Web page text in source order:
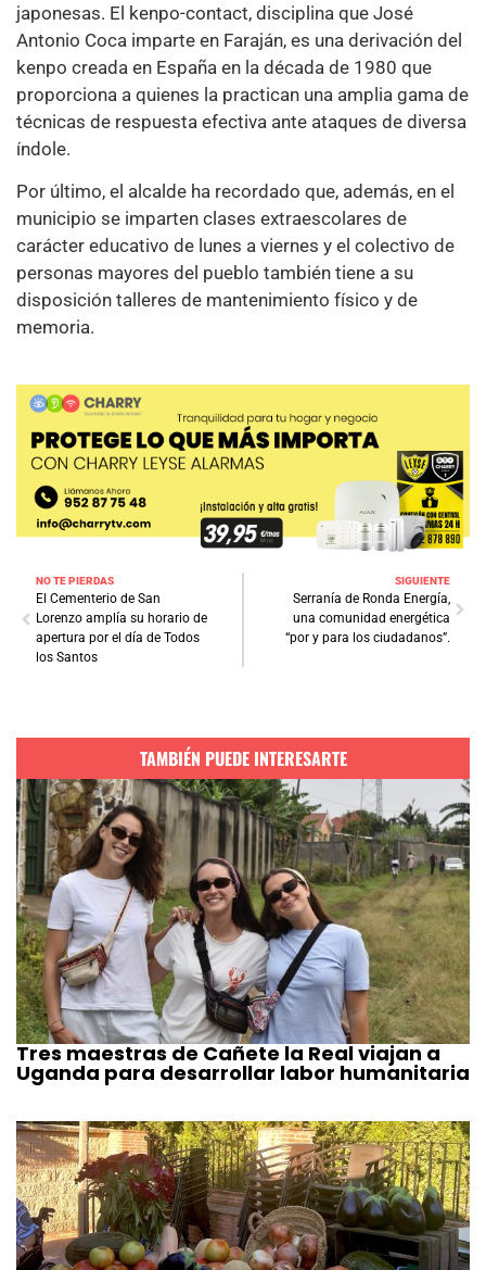
japonesas. El kenpo-contact, disciplina que José
Antonio Coca imparte en Faraján, es una derivación del
kenpo creada en España en la década de 1980 que
proporciona a quienes la practican una amplia gama de
técnicas de respuesta efectiva ante ataques de diversa
índole.
Por último, el alcalde ha recordado que, además, en el
municipio se imparten clases extraescolares de
carácter educativo de lunes a viernes y el colectivo de
personas mayores del pueblo también tiene a su
disposición talleres de mantenimiento físico y de
memoria.
NO TE PIERDAS
El Cementerio de San
Lorenzo amplía su horario de
apertura por el día de Todos
los Santos
SIGUIENTE
Serranía de Ronda Energía,
una comunidad energética
“por y para los ciudadanos”.
TAMBIÉN PUEDE INTERESARTE
Tres maestras de Cañete la Real viajan a
Uganda para desarrollar labor humanitaria